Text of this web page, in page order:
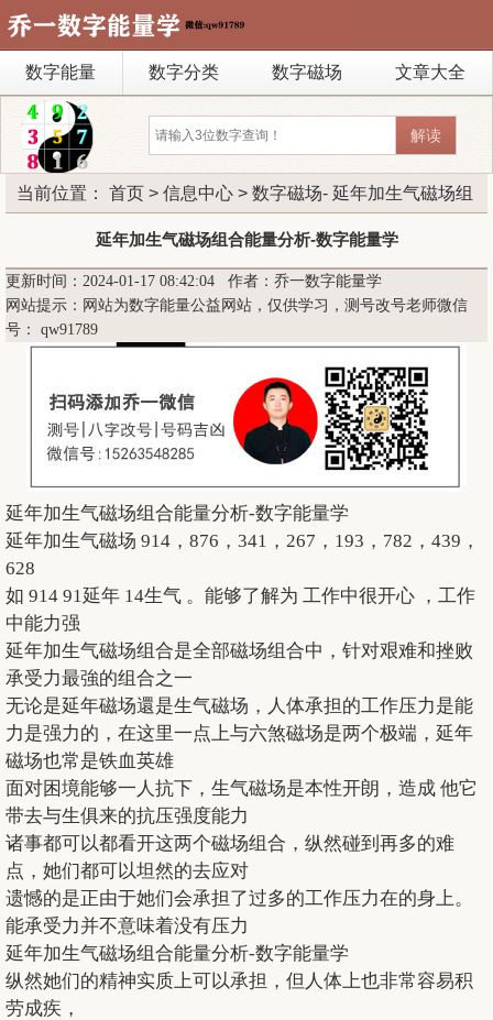
数字能量 数字分类 数字磁场 文章大全
当前位置： 首页 > 信息中心 > 数字磁场- 延年加生气磁场组
合能量分析-数字能量学
延年加生气磁场组合能量分析-数字能量学
更新时间：2024-01-17 08:42:04 作者：乔一数字能量学
网站提示：网站为数字能量公益网站，仅供学习，测号改号老师微信
号： qw91789
延年加生气磁场组合能量分析-数字能量学
延年加生气磁场 914，876，341，267，193，782，439，
628
如 914 91延年 14生气 。能够了解为 工作中很开心 ，工作
中能力强
延年加生气磁场组合是全部磁场组合中，针对艰难和挫败
承受力最強的组合之一
无论是延年磁场還是生气磁场，人体承担的工作压力是能
力是强力的，在这里一点上与六煞磁场是两个极端，延年
磁场也常是铁血英雄
面对困境能够一人抗下，生气磁场是本性开朗，造成 他它
带去与生俱来的抗压强度能力
诸事都可以都看开这两个磁场组合，纵然碰到再多的难
点，她们都可以坦然的去应对
遗憾的是正由于她们会承担了过多的工作压力在的身上。
能承受力并不意味着没有压力
延年加生气磁场组合能量分析-数字能量学
纵然她们的精神实质上可以承担，但人体上也非常容易积
劳成疾，